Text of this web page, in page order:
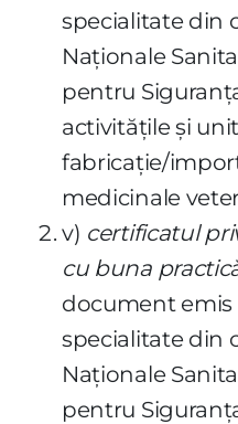
specialitate din
Naţionale
pentru
activităţile şi
fabricaţie/
medicinale
v) certificatul
cu buna
document emis
specialitate din
Naţionale
pentru